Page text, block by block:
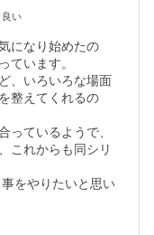
良い
になり始めたの
ています。
、いろいろな場面
整えてくれるの
っているようで、
これからも同シリ
をやりたいと思い